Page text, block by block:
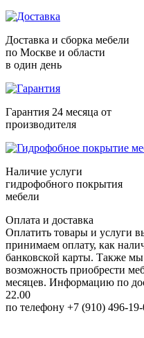
Доставка и сборка мебели
по Москве и области
в один день
Гарантия 24 месяца от
производителя
Наличие услуги
гидрофобного покрытия
мебели
Оплата и доставка
Оплатить товары и услуги
принимаем оплату, как
банковской карты. Также
возможность приобрести
месяцев. Информацию по
22.00
по телефону +7 (910) 496-19-